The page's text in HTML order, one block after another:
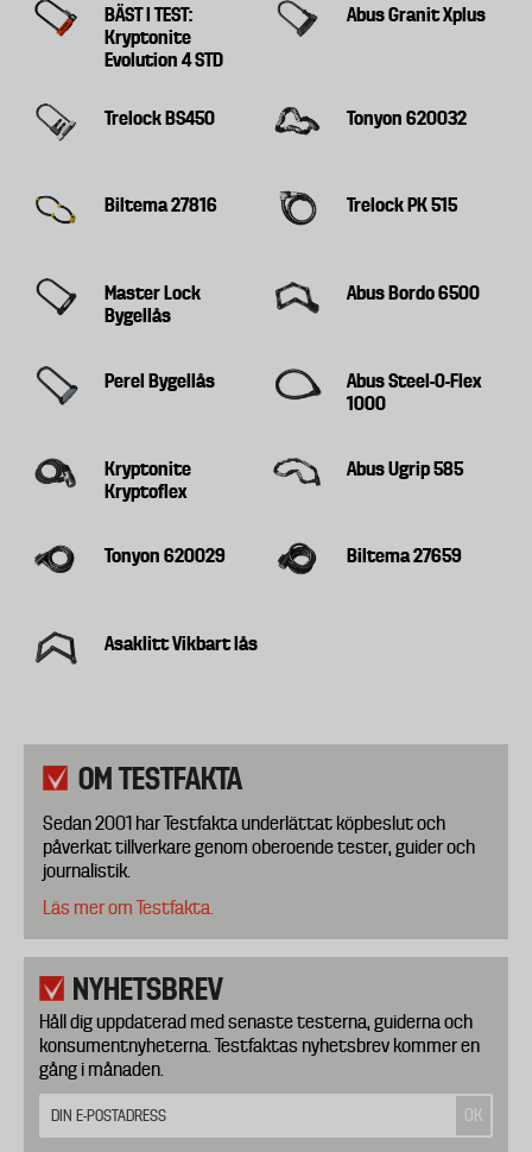
BÄST I TEST:
Kryptonite
Evolution 4 STD
Abus Granit Xplus
Trelock BS450 Tonyon 620032
Biltema 27816 Trelock PK 515
Master Lock
Bygellås
Abus Bordo 6500
Perel Bygellås
Abus Steel-O-Flex
1000
Kryptonite
Kryptoflex
Abus Ugrip 585
Tonyon 620029 Biltema 27659
Asaklitt Vikbart lås
OM TESTFAKTA
Sedan 2001 har Testfakta underlättat köpbeslut och
påverkat tillverkare genom oberoende tester, guider och
journalistik.
Läs mer om Testfakta.
NYHETSBREV
Håll dig uppdaterad med senaste testerna, guiderna och
konsumentnyheterna. Testfaktas nyhetsbrev kommer en
gång i månaden.